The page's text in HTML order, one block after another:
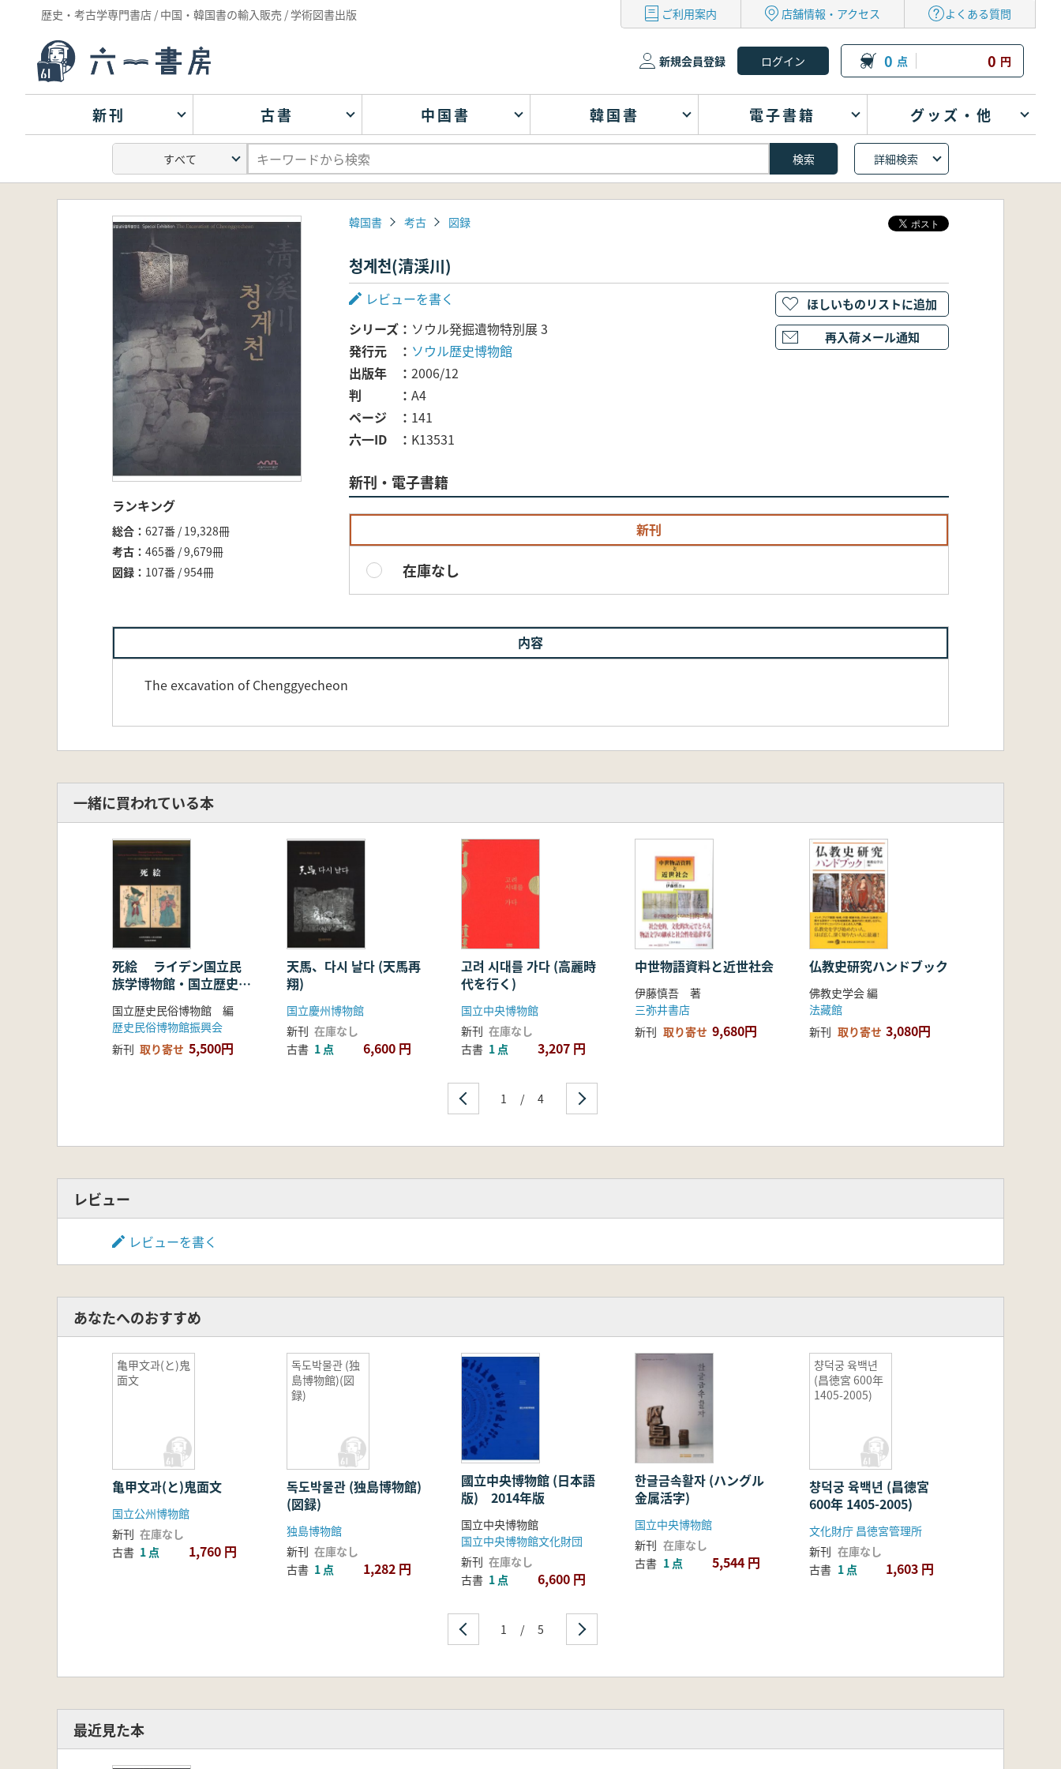
歴史・考古学専門書店 / 中国・韓国書の輸入販売 / 学術図書出版 ご利用案内 店舗情報・アクセス よくある質問
新規会員登録 0 点 0 円
新刊 古書 中国書 韓国書 電子書籍 グッズ・他
詳細検索
ランキング
総合
627番 / 19,328冊
考古
465番 / 9,679冊
図録
107番 / 954冊
韓国書 考古 図録
청계천(清渓川)
レビューを書く
シリーズ
ソウル発掘遺物特別展 3
発行元
ソウル歴史博物館
出版年
2006/12
判
A4
ページ
141
六一ID
K13531
新刊・電子書籍
新刊
在庫なし
ほしいものリストに追加
再入荷メール通知
内容
The excavation of Chenggyecheon
一緒に買われている本
死絵 ライデン国立民
族学博物館・国立歴史民
俗博物館所蔵
国立歴史民俗博物館 編
歴史民俗博物館振興会
新刊 取り寄せ 5,500円
天馬、다시 날다 (天馬再
翔)
国立慶州博物館
新刊 在庫なし
古書 1 点 6,600 円
고려 시대를 가다 (高麗時
代を行く)
国立中央博物館
新刊 在庫なし
古書 1 点 3,207 円
中世物語資料と近世社会
伊藤慎吾 著
三弥井書店
新刊 取り寄せ 9,680円
仏教史研究ハンドブック
佛教史学会 編
法藏館
新刊 取り寄せ 3,080円
1 / 4
レビュー
レビューを書く
あなたへのおすすめ
亀甲文과(と)鬼
面文
亀甲文과(と)鬼面文
国立公州博物館
新刊 在庫なし
古書 1 点 1,760 円
독도박물관 (独
島博物館)(図
録)
독도박물관 (独島博物館)
(図録)
独島博物館
新刊 在庫なし
古書 1 点 1,282 円
國立中央博物館 (日本語
版) 2014年版
国立中央博物館
国立中央博物館文化財団
新刊 在庫なし
古書 1 点 6,600 円
한글금속활자 (ハングル
金属活字)
国立中央博物館
新刊 在庫なし
古書 1 点 5,544 円
챵덕궁 육백년
(昌徳宮 600年
1405-2005)
챵덕궁 육백년 (昌徳宮
600年 1405-2005)
文化財庁 昌徳宮管理所
新刊 在庫なし
古書 1 点 1,603 円
1 / 5
最近見た本